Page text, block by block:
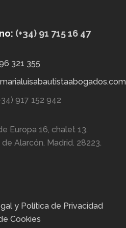
(+34) 91 715 16 47
321 355
917 152 942
Europa 16, chalet 13.
Alarcón. Madrid. 28223.
y Política de Privacidad
Cookies
Posted inActualidad por